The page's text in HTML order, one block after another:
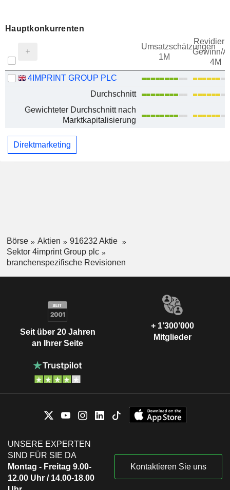
Hauptkonkurrenten
Umsatzschätzungen
1M
Gewinn/
4M
4IMPRINT GROUP PLC
Durchschnitt
Gewichteter Durchschnitt nach
Marktkapitalisierung
Direktmarketing
Börse Aktien
916232 Aktie
Sektor 4imprint Group plc
branchenspezifische Revisionen
Seit über 20 Jahren
an Ihrer Seite
+ 1’300’000
Mitglieder
UNSERE EXPERTEN
SIND FÜR SIE DA
Montag - Freitag 9.00-
12.00 Uhr / 14.00-18.00
Kontaktieren Sie uns